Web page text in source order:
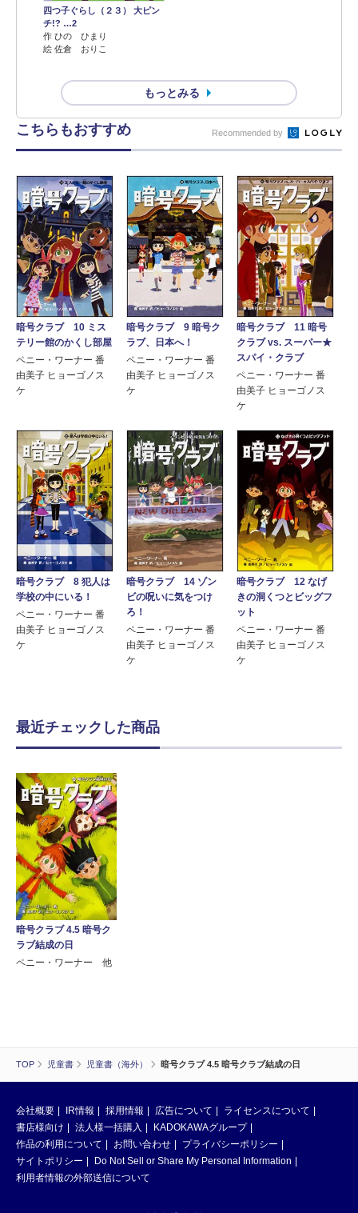
TOP 児童書 児童書（海外） 暗号クラブ 4.5 暗号クラブ結成の日
四つ子ぐらし（２３） 大ピン
チ!? …2
作 ひの ひまり
絵 佐倉 おりこ
もっとみる
こちらもおすすめ Recommended by
暗号クラブ 10 ミス
テリー館のかくし部屋
ペニー・ワーナー 番
由美子 ヒョーゴノス
ケ
暗号クラブ 9 暗号ク
ラブ、日本へ！
ペニー・ワーナー 番
由美子 ヒョーゴノス
ケ
暗号クラブ 11 暗号
クラブ vs. スーパー★
スパイ・クラブ
ペニー・ワーナー 番
由美子 ヒョーゴノス
ケ
暗号クラブ 8 犯人は
学校の中にいる！
ペニー・ワーナー 番
由美子 ヒョーゴノス
ケ
暗号クラブ 14 ゾン
ビの呪いに気をつけ
ろ！
ペニー・ワーナー 番
由美子 ヒョーゴノス
ケ
暗号クラブ 12 なげ
きの洞くつとビッグフ
ット
ペニー・ワーナー 番
由美子 ヒョーゴノス
ケ
最近チェックした商品
暗号クラブ 4.5 暗号ク
ラブ結成の日
ペニー・ワーナー 他
会社概要 IR情報 採用情報 広告について
ライセンスについて
書店様向け
法人様一括購入
KADOKAWAグループ
作品の利用について
お問い合わせ
プライバシーポリシー
サイトポリシー
Do Not Sell or Share My Personal Information
利用者情報の外部送信について